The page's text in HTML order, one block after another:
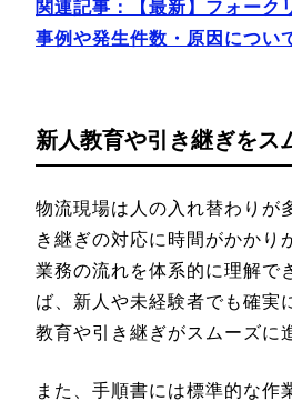
関連記事：【最新】フォーク
事例や発生件数・原因につい
新人教育や引き継ぎをス
物流現場は人の入れ替わりが
き継ぎの対応に時間がかかり
業務の流れを体系的に理解で
ば、新人や未経験者でも確実
教育や引き継ぎがスムーズに
また、手順書には標準的な作